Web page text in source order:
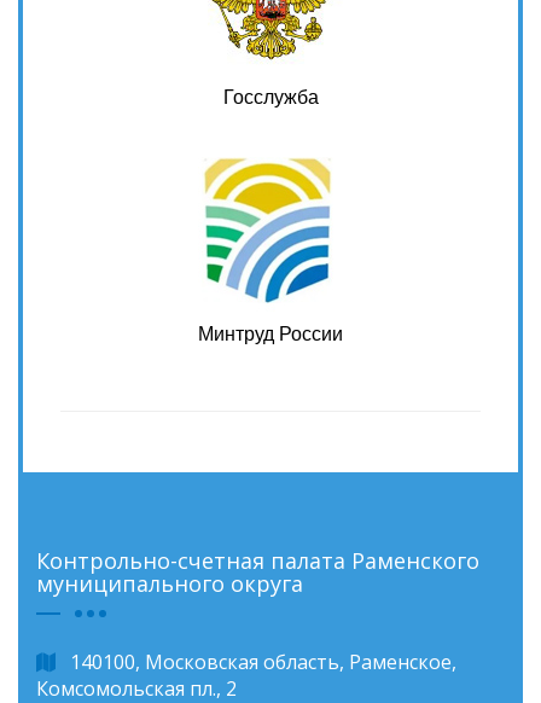
Госслужба
Минтруд России
Контрольно-счетная палата Раменского
муниципального округа
140100, Московская область, Раменское,
Комсомольская пл., 2